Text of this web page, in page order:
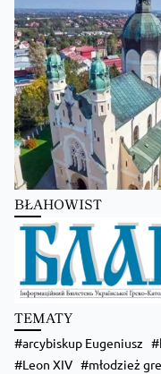
BŁAHOWIST
TEMATY
arcybiskup Eugeniusz
Leon XIV
młodzież